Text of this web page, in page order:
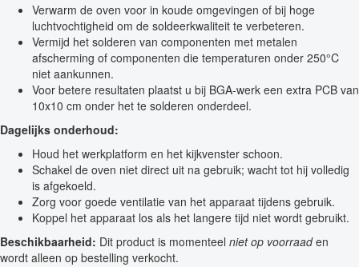
Verwarm de oven voor in koude omgevingen of bij hoge
luchtvochtigheid om de soldeerkwaliteit te verbeteren.
Vermijd het solderen van componenten met metalen
afscherming of componenten die temperaturen onder 250°C
niet aankunnen.
Voor betere resultaten plaatst u bij BGA-werk een extra PCB van
10x10 cm onder het te solderen onderdeel.
Dagelijks onderhoud:
Houd het werkplatform en het kijkvenster schoon.
Schakel de oven niet direct uit na gebruik; wacht tot hij volledig
is afgekoeld.
Zorg voor goede ventilatie van het apparaat tijdens gebruik.
Koppel het apparaat los als het langere tijd niet wordt gebruikt.
Beschikbaarheid: Dit product is momenteel niet op voorraaden
wordt alleen op bestelling verkocht.